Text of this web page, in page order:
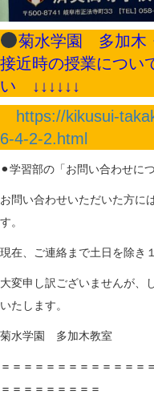
菊水学園 多加木
接近時の授業につい
い ↓↓↓↓↓↓
https://kikusui-
6-4-2-2.html
⚫︎学習部の「お問い合わせにつ
お問い合わせいただいた方に
す。
現在、ご連絡まで土日を除き
大変申し訳ございませんが、
いたします。
菊水学園 多加木教室
＝＝＝＝＝＝＝＝＝＝＝＝＝
＝＝＝＝＝＝＝＝＝